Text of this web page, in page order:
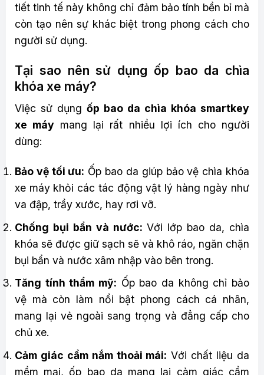
tiết tinh tế này không chỉ đảm bảo tính bền bỉ mà
còn tạo nên sự khác biệt trong phong cách cho
người sử dụng.
Tại sao nên sử dụng ốp bao da chìa
khóa xe máy?
Việc sử dụng ốp bao da chìa khóa smartkey
xe máy mang lại rất nhiều lợi ích cho người
dùng:
Bảo vệ tối ưu: Ốp bao da giúp bảo vệ chìa khóa
xe máy khỏi các tác động vật lý hàng ngày như
va đập, trầy xước, hay rơi vỡ.
Chống bụi bẩn và nước: Với lớp bao da, chìa
khóa sẽ được giữ sạch sẽ và khô ráo, ngăn chặn
bụi bẩn và nước xâm nhập vào bên trong.
Tăng tính thẩm mỹ: Ốp bao da không chỉ bảo
vệ mà còn làm nổi bật phong cách cá nhân,
mang lại vẻ ngoài sang trọng và đẳng cấp cho
chủ xe.
Cảm giác cầm nắm thoải mái: Với chất liệu da
mềm mại, ốp bao da mang lại cảm giác cầm